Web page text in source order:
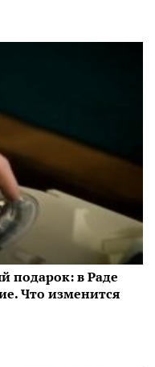
подарок: в Раде
Что изменится